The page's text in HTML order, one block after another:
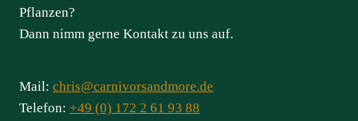
Pflanzen?
Dann nimm gerne Kontakt zu uns auf.
Mail: chris@carnivorsandmore.de
Telefon: +49 (0) 172 2 61 93 88